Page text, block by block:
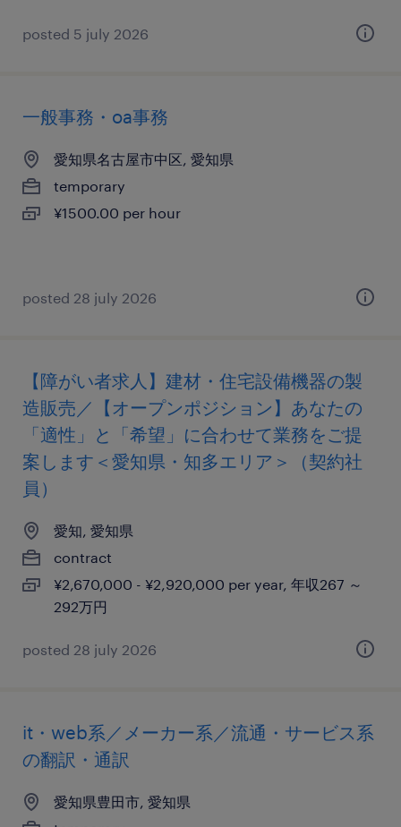
posted 5 july 2026
一般事務・oa事務
愛知県名古屋市中区, 愛知県
temporary
¥1500.00 per hour
posted 28 july 2026
【障がい者求人】建材・住宅設備機器の製
造販売／【オープンポジション】あなたの
「適性」と「希望」に合わせて業務をご提
案します＜愛知県・知多エリア＞（契約社
員）
愛知, 愛知県
contract
¥2,670,000 - ¥2,920,000 per year, 年収267 ～
292万円
posted 28 july 2026
it・web系／メーカー系／流通・サービス系
の翻訳・通訳
愛知県豊田市, 愛知県